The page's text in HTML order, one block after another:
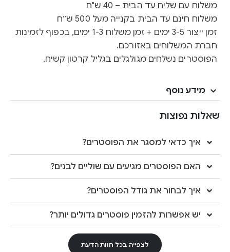
משלוח עם שליח עד הבית – 40 ש"ח
משלוח חינם עד הבית בקנייה מעל 500 ש״ח
זמן ייצור 3-5 ימים + זמן משלוח 1-3 ימים, בכפוף לזמינות
חברת המשלוחים באזורכם.
הפוסטרים נשלחים מגולגלים בגליל קרטון קשיח.
מידע נוסף
שאלות נפוצות
איך כדאי למסגר את הפוסטרים?
האם הפוסטרים מגיעים עם שוליים לבנים?
איך לבחור את גודל הפוסטרים?
יש אפשרות להזמין פוסטרים גדולים יותר?
לצפייה בכל חוות הדעת